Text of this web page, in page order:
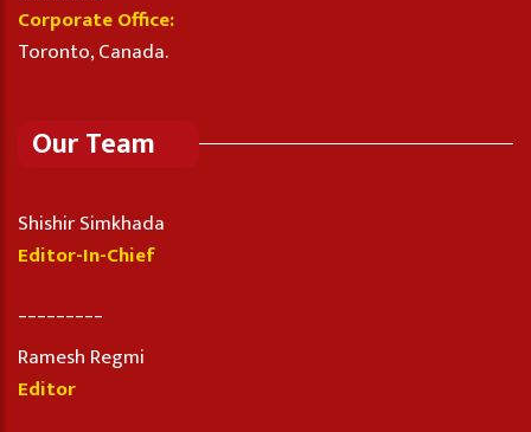
Corporate Office:
Toronto, Canada.
Our Team
Shishir Simkhada
Editor-In-Chief
Ramesh Regmi
Editor